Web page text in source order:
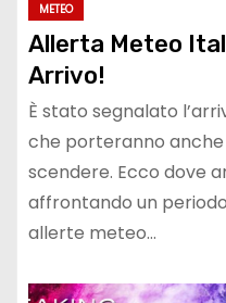
METEO
Allerta Meteo
Arrivo!
È stato segnalato
che porteranno
scendere. Ecco dove
affrontando un
allerte meteo…